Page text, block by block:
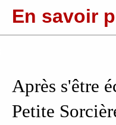
En savoir
Après s'être
Petite